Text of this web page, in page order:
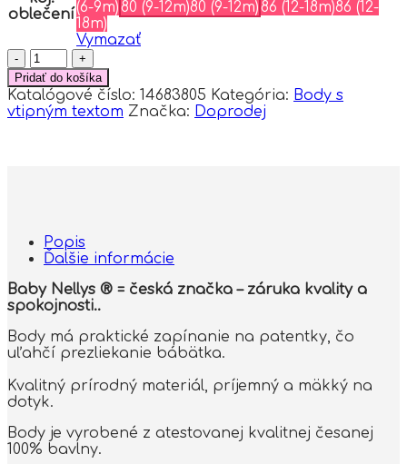
oblečení(6-9m)80 (9-12m)80 (9-12m)86 (12-18m)86 (12-
18m)
Vymazať
množstvo
Body
dlhý
rukáv
Hadry
veľ.
80
Pridať do košíka
Katalógové číslo: 14683805 Kategória: Body s
vtipným textom Značka: Doprodej
Popis
Ďalšie informácie
Baby Nellys ® = česká značka – záruka kvality a
spokojnosti..
Body má praktické zapínanie na patentky, čo
uľahčí prezliekanie bábätka.
Kvalitný prírodný materiál, príjemný a mäkký na
dotyk.
Body je vyrobené z atestovanej kvalitnej česanej
100% bavlny.